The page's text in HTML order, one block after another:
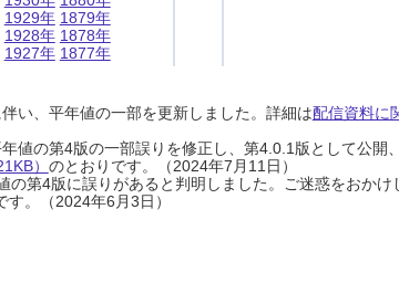
1929年
1928年
1927年
1879年
1878年
1877年
い、平年値の一部を更新しました。詳細は配信資料に
値の第4版の一部誤りを修正し、第4.0.1版として公開
） のとおりです。（2024年7月11日）
第4版に誤りがあると判明しました。ご迷惑をおか
す。（2024年6月3日）